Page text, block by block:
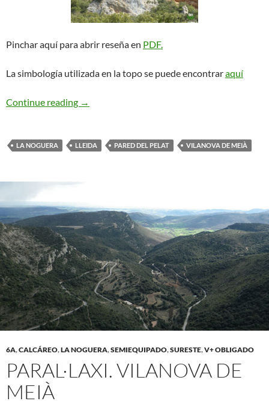
Pinchar aquí para abrir reseña en PDF.
La simbología utilizada en la topo se puede encontraraquí
Continue reading Eva Solans. Vilanova de Meià
→
LA NOGUERA LLEIDA PARED DEL PELAT VILANOVA DE MEIÀ
6A,CALCÁREO,LA NOGUERA,SEMIEQUIPADO,SURESTE,V+ OBLIGADO
PARAL·LAXI. VILANOVA DE
MEIÀ